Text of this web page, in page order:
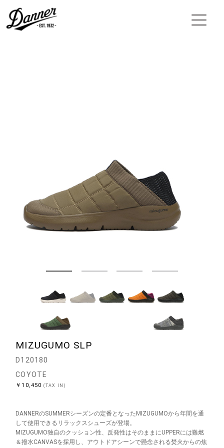
MIZUGUMO SLP
D120180
COYOTE
￥10,450(TAX IN)
DANNERのSUMMERシーズンの定番となったMIZUGUMOから年間を通
して使用できるリラックスシューズが登場。
MIZUGUMO独自のクッション性、反発性はそのままにUPPERには難燃
＆撥水CANVASを採用し、アウトドアシーンで懸念される焚火からの焦